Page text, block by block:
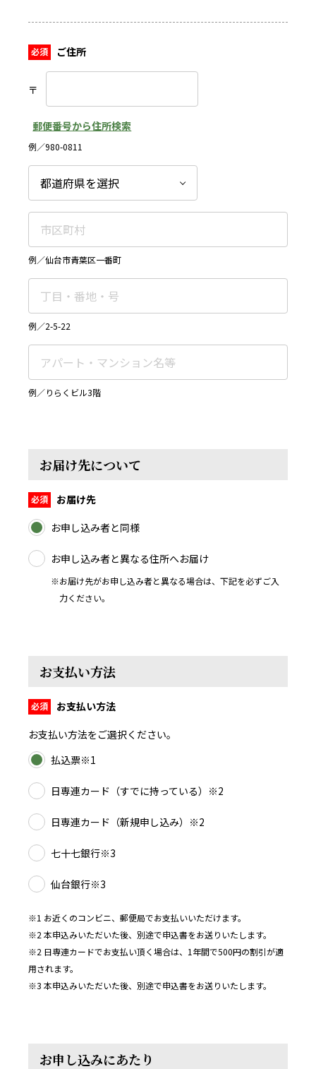
ご住所
〒
郵便番号から住所検索
例／980-0811
例／仙台市青葉区一番町
例／2-5-22
例／りらくビル3階
お届け先について
お届け先
お申し込み者と同様
お申し込み者と異なる住所へお届け
※お届け先がお申し込み者と異なる場合は、下記を必ずご入
力ください。
お支払い方法
お支払い方法
お支払い方法をご選択ください。
払込票※1
日専連カード（すでに持っている）※2
日専連カード（新規申し込み）※2
七十七銀行※3
仙台銀行※3
※1 お近くのコンビニ、郵便局でお支払いいただけます。
※2 本申込みいただいた後、別途で申込書をお送りいたします。
※2 日専連カードでお支払い頂く場合は、1年間で500円の割引が適
用されます。
※3 本申込みいただいた後、別途で申込書をお送りいたします。
お申し込みにあたり